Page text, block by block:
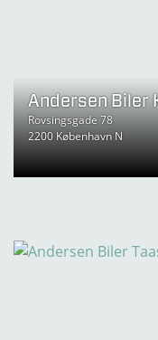
Andersen Biler
Rovsingsgade 78
2200 København N